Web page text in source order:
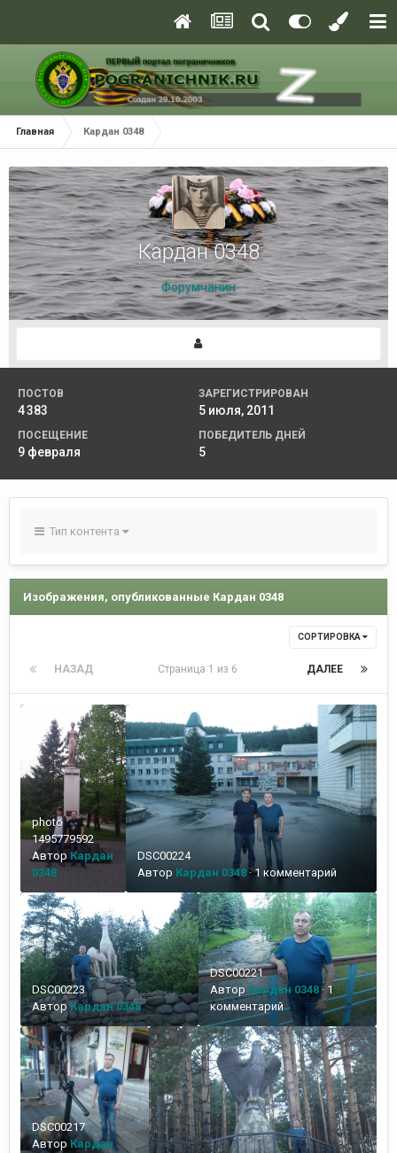
Главная Кардан 0348
Кардан 0348
Форумчанин
ПОСТОВ
4 383
ЗАРЕГИСТРИРОВАН
5 июля, 2011
ПОСЕЩЕНИЕ
9 февраля
ПОБЕДИТЕЛЬ ДНЕЙ
5
Тип контента
Изображения, опубликованные Кардан 0348
СОРТИРОВКА
НАЗАД ДАЛЕЕ
Страница 1 из 6
photo
1495779592
АвторКардан
0348
DSC00224
Автор Кардан 0348·1 комментарий
DSC00223
АвторКардан 0348
DSC00221
АвторКардан 0348· 1
комментарий
DSC00217
АвторКардан